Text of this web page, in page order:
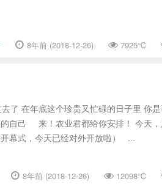
8年前 (2018-12-26) 7925℃
了 在年底这个珍贵又忙碌的日子里 你
自己 来！农业君都给你安排！ 今天
幕式，今天已经对外开放啦） ...
8年前 (2018-12-26) 12098℃